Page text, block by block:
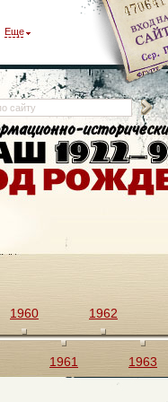
Еще
1960
1961
1962
1963